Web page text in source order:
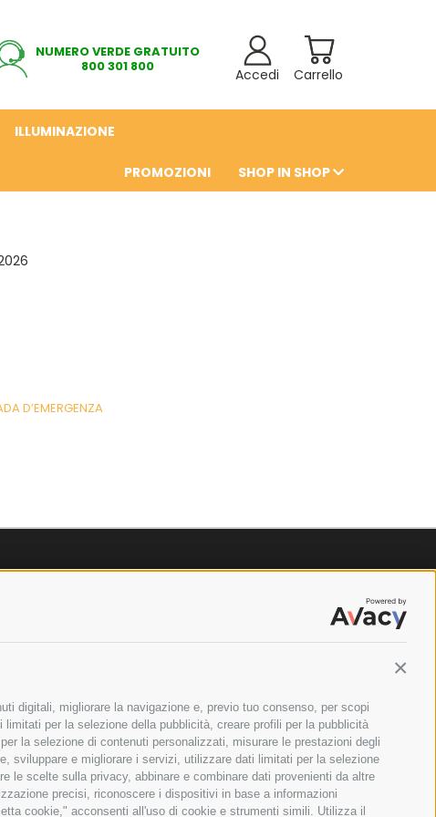
digitali, migliorare la navigazione e, previo tuo consenso, per scopi
per la selezione della pubblicità, creare profili per la pubblicità
la selezione di contenuti personalizzati, misurare le prestazioni degli
sviluppare e migliorare i servizi, utilizzare dati limitati per la selezione
le scelte sulla privacy, abbinare e combinare dati provenienti da altre
precisi, riconoscere i dispositivi in base a informazioni
cookie," acconsenti all'uso di cookie e strumenti simili. Utilizza il
NUMERO VERDE GRATUITO
800 301 800
Carrello
Accedi
ILLUMINAZIONE
PROMOZIONI SHOP IN SHOP
D’EMERGENZA